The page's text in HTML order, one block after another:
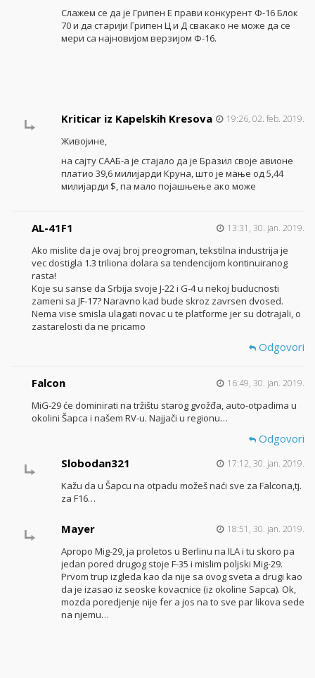
Слажем се да је Грипен Е прави конкурент Ф-16 Блок
70 и да старији Грипен Ц и Д свакако не може да се
мери са најновијом верзијом Ф-16.
Kriticar iz Kapelskih Kresova 19:26, 02. feb. 2019.
Живојине,
на сајту СААБ-а је стајало да је Бразил своје авионе
платио 39,6 милијарди Круна, што је мање од 5,44
милијарди $, па мало појашњење ако може
AL-41F1 13:31, 30. jan. 2019.
Ako mislite da je ovaj broj preogroman, tekstilna industrija je
vec dostigla 1.3 triliona dolara sa tendencijom kontinuiranog
rasta!
Koje su sanse da Srbija svoje J-22 i G-4 u nekoj buducnosti
zameni sa JF-17? Naravno kad bude skroz zavrsen dvosed.
Nema vise smisla ulagati novac u te platforme jer su dotrajali, o
zastarelosti da ne pricamo
Odgovori
Falcon 16:49, 30. jan. 2019.
MiG-29 će dominirati na tržištu starog gvožđa, auto-otpadima u
okolini Šapca i našem RV-u. Najjači u regionu…
Odgovori
Slobodan321
17:12, 30. jan. 2019.
Kažu da u Šapcu na otpadu možeš naći sve za Falcona,tj.
za F16…
Mayer 18:51, 30. jan. 2019.
Apropo Mig-29, ja proletos u Berlinu na ILA i tu skoro pa
jedan pored drugog stoje F-35 i mislim poljski Mig-29.
Prvom trup izgleda kao da nije sa ovog sveta a drugi kao
da je izasao iz seoske kovacnice (iz okoline Sapca). Ok,
mozda poredjenje nije fer a jos na to sve par likova sede
na njemu…